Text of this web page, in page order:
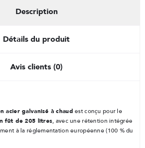
Description
Détails du produit
Avis clients (0)
acier galvanisé à chaud est conçu pour le
fût de 205 litres, avec une rétention intégrée
à la réglementation européenne (100 % du